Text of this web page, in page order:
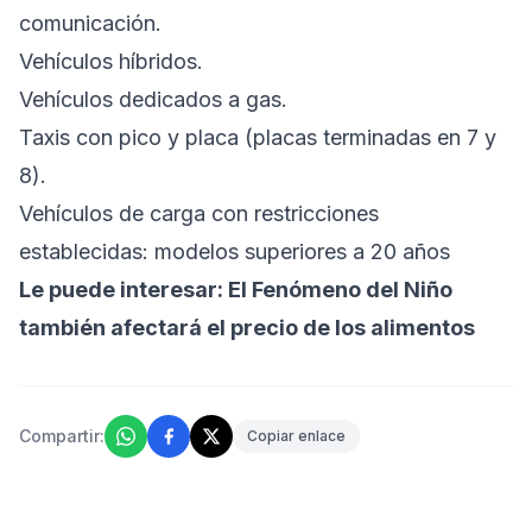
comunicación.
Vehículos híbridos.
Vehículos dedicados a gas.
Taxis con pico y placa (placas terminadas en 7 y
8).
Vehículos de carga con restricciones
establecidas: modelos superiores a 20 años
Le puede interesar: El Fenómeno del Niño
también afectará el precio de los alimentos
Compartir: Copiar enlace